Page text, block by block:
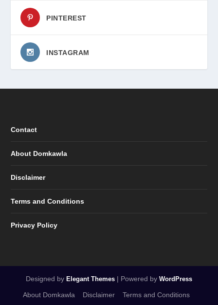
PINTEREST
INSTAGRAM
Contact
About Domkawla
Disclaimer
Terms and Conditions
Privacy Policy
Designed by Elegant Themes | Powered by WordPress
About Domkawla Disclaimer Terms and Conditions